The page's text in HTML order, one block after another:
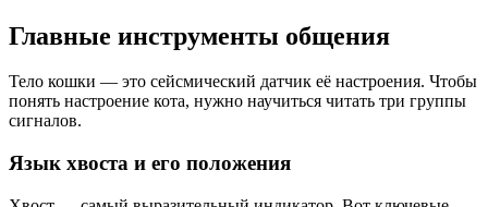
Главные инструменты общения
Тело кошки — это сейсмический датчик её настроения. Чтобы
понять настроение кота, нужно научиться читать три группы
сигналов.
Язык хвоста и его положения